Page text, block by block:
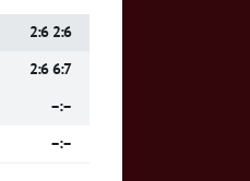
2:6 2:6
2:6 6:7
–:–
–:–